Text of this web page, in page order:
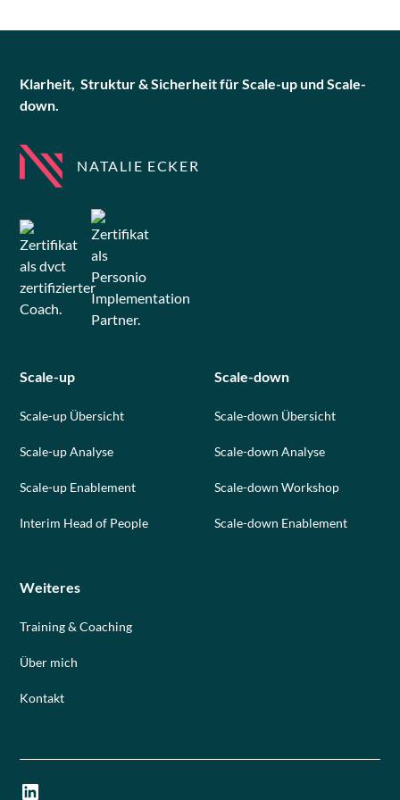
Klarheit, Struktur & Sicherheit für Scale-up und Scale-
down.
NATALIE ECKER
Scale-up
Scale-up Übersicht
Scale-up Analyse
Scale-up Enablement
Interim Head of People
Scale-down
Scale-down Übersicht
Scale-down Analyse
Scale-down Workshop
Scale-down Enablement
Weiteres
Training & Coaching
Über mich
Kontakt